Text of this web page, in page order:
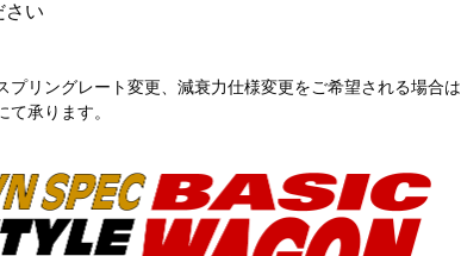
さい
リングレート変更、減衰力仕様変更をご希望される場合は
て承ります。